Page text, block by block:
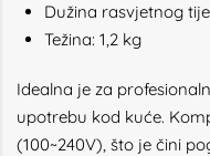
Dužina rasvjetnog
Težina: 1,2 kg
Idealna je za
upotrebu kod kuće.
(100~240V), što je čini